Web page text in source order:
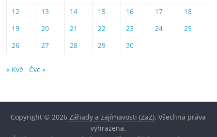
12
13 14 15 16 17
18
19
20 21 22 23 24
25
26
27 28 29 30
« Kvě Čvc »
Copyright © 2026Záhady a zajímavosti (ZaZ). Všechna práva
vyhrazena.